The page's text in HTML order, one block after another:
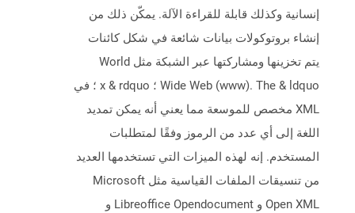
إنسانية وكذلك قابلة للقراءة الآلة. يمكّن ذلك من
إنشاء بروتوكولات بيانات شائعة في شكل كائنات
يتم تخزينها ومشاركتها عبر الشبكة مثل World
Wide Web (www). The & ldquo ؛ x & rdquo ؛ في
XML مخصص للموسعة مما يعني أنه يمكن تمديد
اللغة إلى أي عدد من الرموز وفقًا لمتطلبات
المستخدم. إنه لهذه الميزات التي تستخدمها العديد
من تنسيقات الملفات القياسية مثل Microsoft
Open XML و Libreoffice Opendocument و